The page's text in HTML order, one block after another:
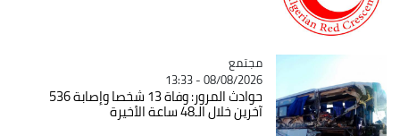
Catégorie
مجتمع
08/08/2026 - 13:33
حوادث المرور: وفاة 13 شخصا وإصابة 536
آخرين خلال الـ48 ساعة الأخيرة